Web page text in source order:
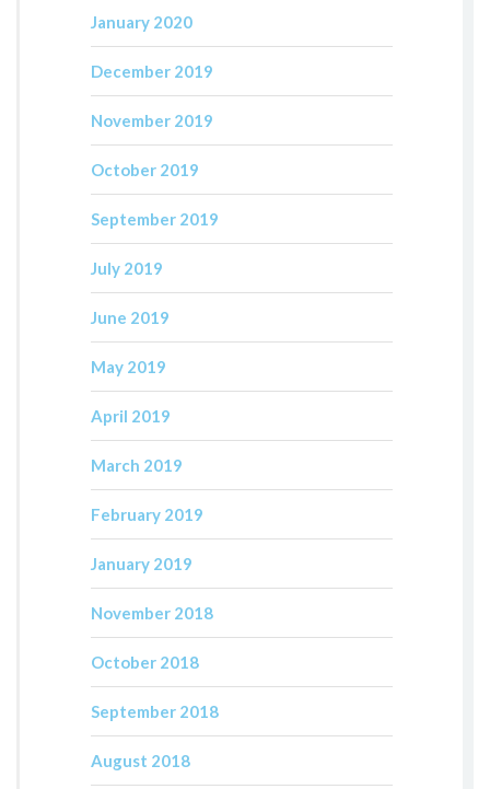
January 2020
December 2019
November 2019
October 2019
September 2019
July 2019
June 2019
May 2019
April 2019
March 2019
February 2019
January 2019
November 2018
October 2018
September 2018
August 2018